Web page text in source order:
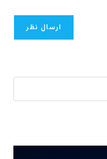
کلید